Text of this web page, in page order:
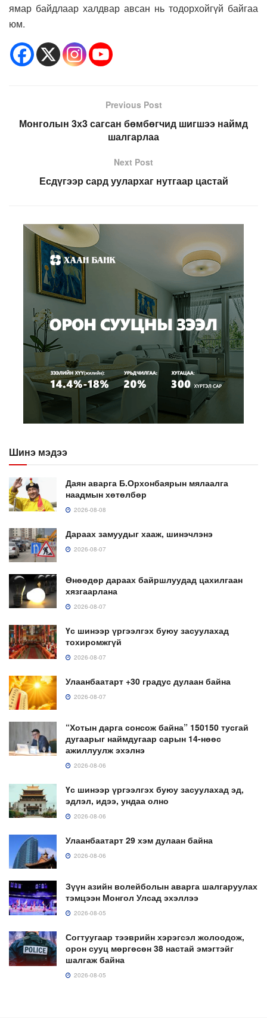
ямар байдлаар халдвар авсан нь тодорхойгүй байгаа
юм.
Previous Post
Монголын 3х3 сагсан бөмбөгчид шигшээ наймд
шалгарлаа
Next Post
Есдүгээр сард уулархаг нутгаар цастай
Шинэ мэдээ
Даян аварга Б.Орхонбаярын мялаалга
наадмын хөтөлбөр
2026-08-08
Дараах замуудыг хааж, шинэчлэнэ
2026-08-07
Өнөөдөр дараах байршлуудад цахилгаан
хязгаарлана
2026-08-07
Үс шинээр үргээлгэх буюу засуулахад
тохиромжгүй
2026-08-07
Улаанбаатарт +30 градус дулаан байна
2026-08-07
“Хотын дарга сонсож байна” 150150 тусгай
дугаарыг наймдугаар сарын 14-нөөс
ажиллуулж эхэлнэ
2026-08-06
Үс шинээр үргээлгэх буюу засуулахад эд,
эдлэл, идээ, ундаа олно
2026-08-06
Улаанбаатарт 29 хэм дулаан байна
2026-08-06
Зүүн азийн волейболын аварга шалгаруулах
тэмцээн Монгол Улсад эхэллээ
2026-08-05
Согтуугаар тээврийн хэрэгсэл жолоодож,
орон сууц мөргөсөн 38 настай эмэгтэйг
шалгаж байна
2026-08-05